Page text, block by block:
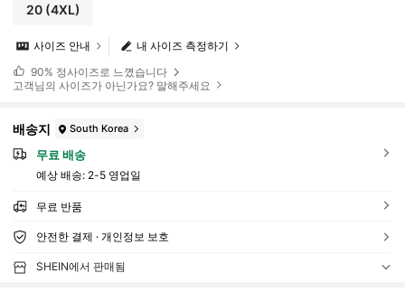
20(4XL)
내 사이즈 측정하기
사이즈 안내
90% 정사이즈로 느꼈습니다
고객님의 사이즈가 아닌가요? 말해주세요
배송지 South Korea
무료 배송
예상 배송: 2-5 영업일
무료 반품
안전한 결제 · 개인정보 보호
SHEIN에서 판매됨